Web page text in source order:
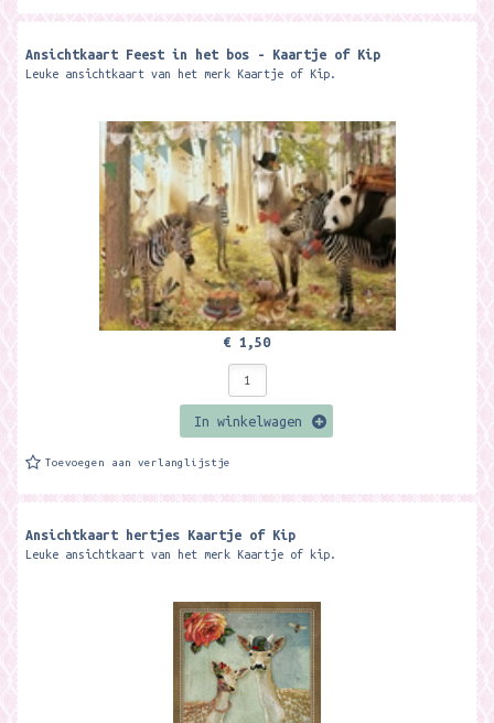
Ansichtkaart Feest in het bos - Kaartje of Kip
Leuke ansichtkaart van het merk Kaartje of Kip.
€ 1,50
In winkelwagen
Toevoegen aan verlanglijstje
Ansichtkaart hertjes Kaartje of Kip
Leuke ansichtkaart van het merk Kaartje of kip.